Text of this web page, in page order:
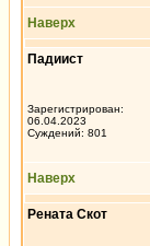
Наверх
Падиист
Зарегистрирован:
06.04.2023
Суждений: 801
Наверх
Рената Скот